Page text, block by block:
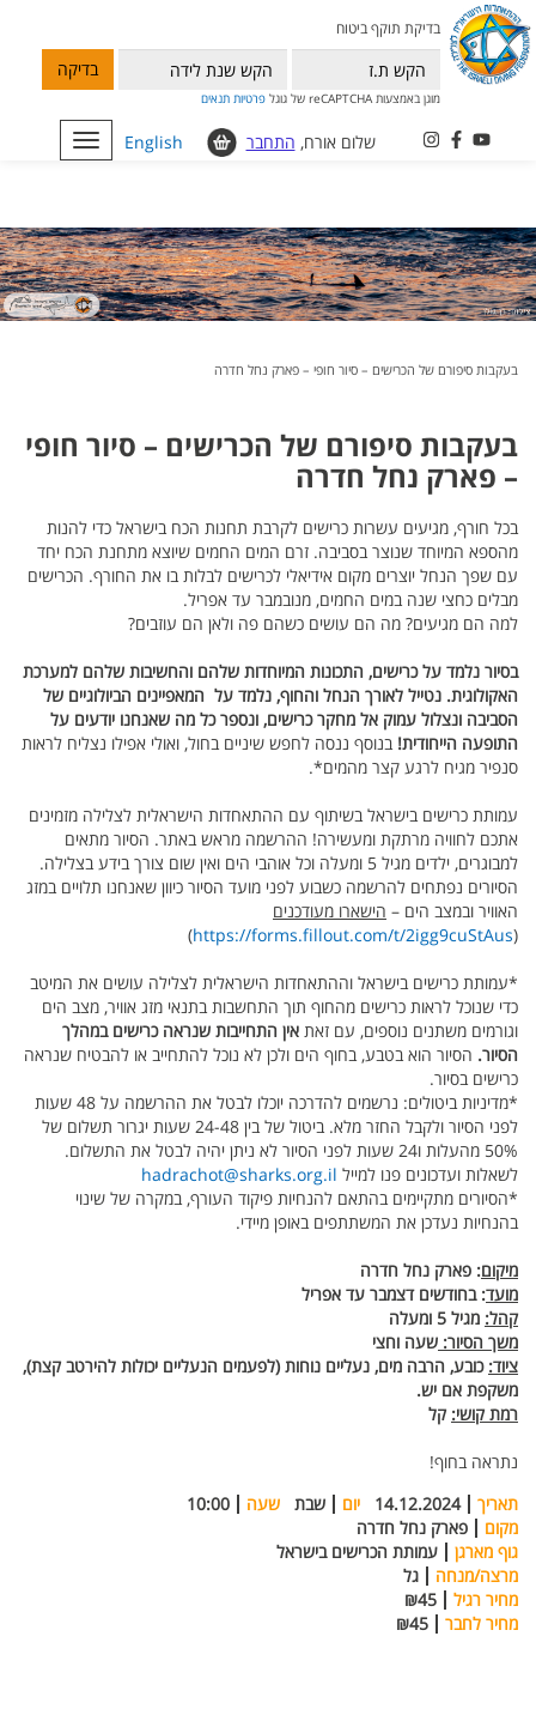
בדיקת תוקף ביטוח
בדיקה
מוגן באמצעות reCAPTCHA של גוגל פרטיות תנאים
Toggle
navigation
English שלום אורח, התחבר
בעקבות סיפורם של הכרישים – סיור חופי – פארק נחל חדרה
בעקבות סיפורם של הכרישים – סיור חופי
– פארק נחל חדרה
בכל חורף, מגיעים עשרות כרישים לקרבת תחנות הכח בישראל כדי להנות
מהספא המיוחד שנוצר בסביבה. זרם המים החמים שיוצא מתחנת הכח יחד
עם שפך הנחל יוצרים מקום אידיאלי לכרישים לבלות בו את החורף. הכרישים
מבלים כחצי שנה במים החמים, מנובמבר עד אפריל.
למה הם מגיעים? מה הם עושים כשהם פה ולאן הם עוזבים?
בסיור נלמד על כרישים, התכונות המיוחדות שלהם והחשיבות שלהם למערכת
האקולוגית. נטייל לאורך הנחל והחוף, נלמד על המאפיינים הביולוגיים של
הסביבה ונצלול עמוק אל מחקר כרישים, ונספר כל מה שאנחנו יודעים על
התופעה הייחודית! בנוסף ננסה לחפש שיניים בחול, ואולי אפילו נצליח לראות
סנפיר מגיח לרגע קצר מהמים*.
עמותת כרישים בישראל בשיתוף עם ההתאחדות הישראלית לצלילה מזמינים
אתכם לחוויה מרתקת ומעשירה! ההרשמה מראש באתר. הסיור מתאים
למבוגרים, ילדים מגיל 5 ומעלה וכל אוהבי הים ואין שום צורך בידע בצלילה.
הסיורים נפתחים להרשמה כשבוע לפני מועד הסיור כיוון שאנחנו תלויים במזג
האוויר ובמצב הים – הישארו מעודכנים
(
https://forms.fillout.com/t/2igg9cuStAus
)
*עמותת כרישים בישראל וההתאחדות הישראלית לצלילה עושים את המיטב
כדי שנוכל לראות כרישים מהחוף תוך התחשבות בתנאי מזג אוויר, מצב הים
וגורמים משתנים נוספים, עם זאת אין התחייבות שנראה כרישים במהלך
הסיור. הסיור הוא בטבע, בחוף הים ולכן לא נוכל להתחייב או להבטיח שנראה
כרישים בסיור.
*מדיניות ביטולים: נרשמים להדרכה יוכלו לבטל את ההרשמה על 48 שעות
לפני הסיור ולקבל החזר מלא. ביטול של בין 24-48 שעות יגרור תשלום של
50% מהעלות ו24 שעות לפני הסיור לא ניתן יהיה לבטל את התשלום.
לשאלות ועדכונים פנו למייל hadrachot@sharks.org.il
*הסיורים מתקיימים בהתאם להנחיות פיקוד העורף, במקרה של שינוי
בהנחיות נעדכן את המשתתפים באופן מיידי.
מיקום: פארק נחל חדרה
מועד: בחודשים דצמבר עד אפריל
קהל: מגיל 5 ומעלה
משך הסיור: שעה וחצי
ציוד: כובע, הרבה מים, נעליים נוחות (לפעמים הנעליים יכולות להירטב קצת),
משקפת אם יש.
רמת קושי: קל
נתראה בחוף!
תאריך
14.12.2024 יום שבת שעה
10:00
מקום
פארק נחל חדרה
גוף מארגן
עמותת הכרישים בישראל
מרצה/מנחה
גל
מחיר רגיל
₪45
מחיר לחבר
₪45